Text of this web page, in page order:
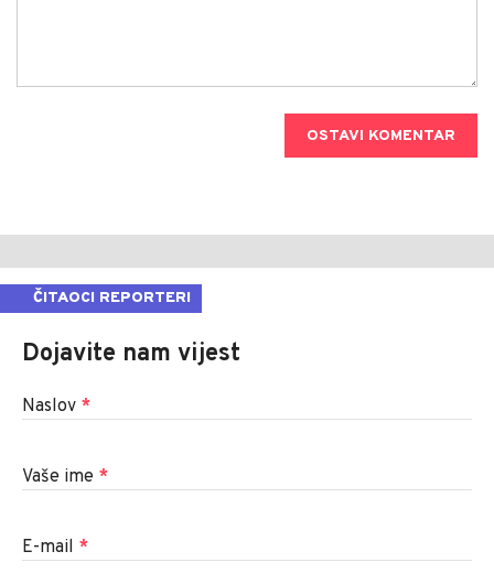
OSTAVI KOMENTAR
ČITAOCI REPORTERI
Dojavite nam vijest
Naslov *
Vaše ime *
E-mail *